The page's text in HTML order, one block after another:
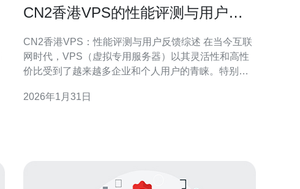
CN2香港VPS的性能评测与用户反
CN2香港VPS：性能评测与用户反馈综述 在当今互联
网时代，VPS（虚拟专用服务器）以其灵活性和高性
价比受到了越来越多企业和个人用户的青睐。特别是
关注。本文将对CN2香港VPS进行深入的性能评测，
2026年1月31日